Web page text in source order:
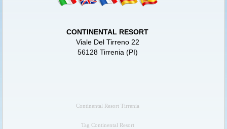
CONTINENTAL RESORT
Viale Del Tirreno 22
56128 Tirrenia (PI)
Continental Resort Tirrenia
Tag Continental Resort